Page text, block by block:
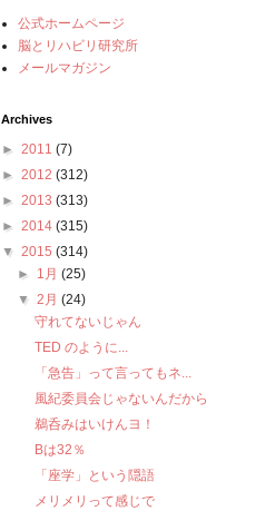
公式ホームページ
脳とリハビリ研究所
メールマガジン
Archives
► 2011 (7)
► 2012 (312)
► 2013 (313)
► 2014 (315)
▼ 2015 (314)
► 1月(25)
▼2月(24)
守れてないじゃん
TED のように...
「急告」って言ってもネ...
風紀委員会じゃないんだから
鵜呑みはいけんヨ！
Bは32％
「座学」という隠語
メリメリって感じで